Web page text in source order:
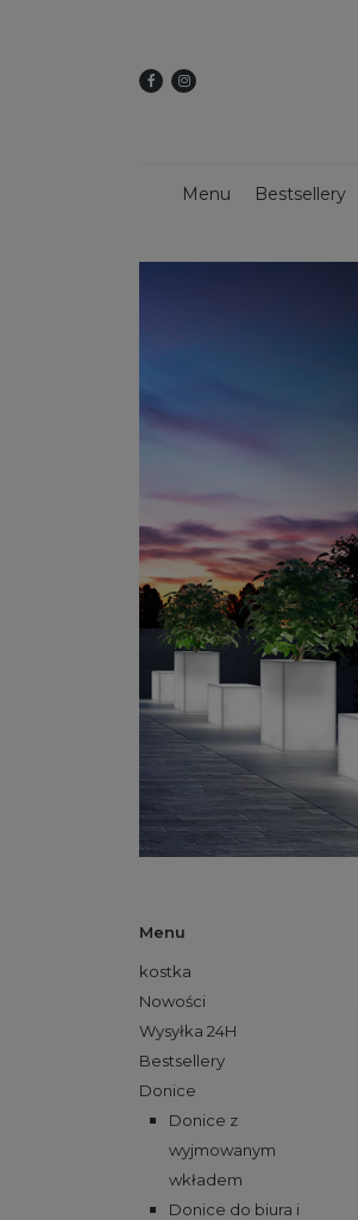
Menu Bestsellery
Dekoracje świąteczne
Menu
kostka
Nowości
Wysyłka 24H
Bestsellery
Donice
Donice z
wyjmowanym
wkładem
Donice do biura i